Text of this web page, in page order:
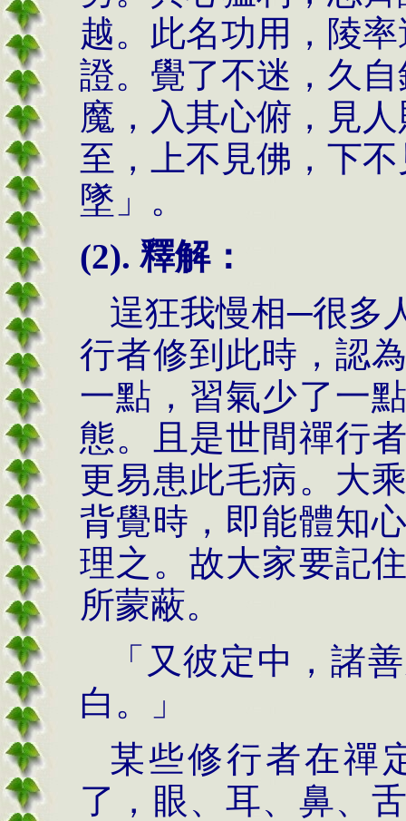
越。此名功用，陵
證。覺了不迷，久
魔，入其心俯，見
至，上不見佛，下
墜」。
(2). 釋解：
逞狂我慢相─很多
行者修到此時，認
一點，習氣少了一
態。且是世間禪行
更易患此毛病。大
背覺時，即能體知
理之。故大家要記
所蒙蔽。
「又彼定中，諸
白。」
某些修行者在禪
了，眼、耳、鼻、